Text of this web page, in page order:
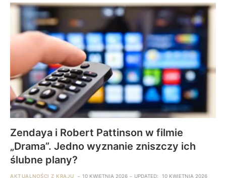
Zendaya i Robert Pattinson w filmie
„Drama”. Jedno wyznanie zniszczy ich
ślubne plany?
AKTUALNOŚCI Z KRAJU 10 KWIETNIA 2026 UPDATED: 10 KWIETNIA 2026